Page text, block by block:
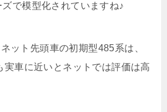
で模型化されていますね♪
ット先頭車の初期型485系は、
実車に近いとネットでは評価は高